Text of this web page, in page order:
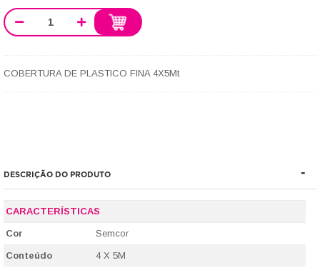
COBERTURA DE PLASTICO FINA 4X5Mt
DESCRIÇÃO DO PRODUTO
CARACTERÍSTICAS
Cor Semcor
Conteúdo 4 X 5M